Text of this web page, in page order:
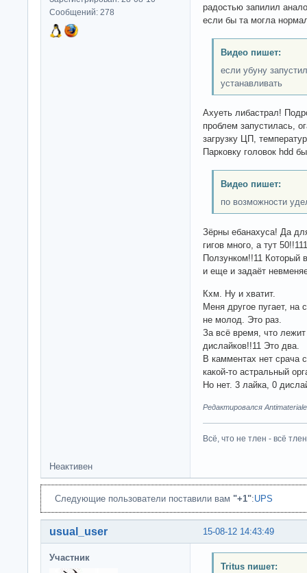
Сообщений: 278
радостью запилил
если бы та могла
Видео пишет:
если убуну
устанавливать
Ахуеть либастрал!
проблем запустилась,
загрузку ЦП,
Парковку головок hdd
Видео пишет:
по возможности
Зёрны ебанахуса! Да
гигов много, а тут
Ползунком!!11 Который
и еще и задаёт
Кхм. Ну и хватит.
Меня другое пугает, на
не молод. Это раз.
За всё время, что
дислайков!!11 Это два.
В камментах нет срача
какой-то астральный
Но нет. 3 лайка, 0
Редактировался
Всё, что не тлен - всё
Неактивен
Следующие пользователи поставили вам "+1":UPS
15-08-12 14:43:49
usual_user
Участник
Tritus пишет: